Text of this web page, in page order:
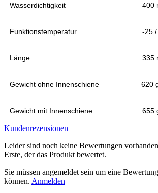
Wasserdichtigkeit 400
Funktionstemperatur -25 /
Länge 335
Gewicht ohne Innenschiene 620
Gewicht mit Innenschiene 655
Kundenrezensionen
Leider sind noch keine Bewertungen
Erste, der das Produkt bewertet.
Sie müssen angemeldet sein um eine
können. Anmelden